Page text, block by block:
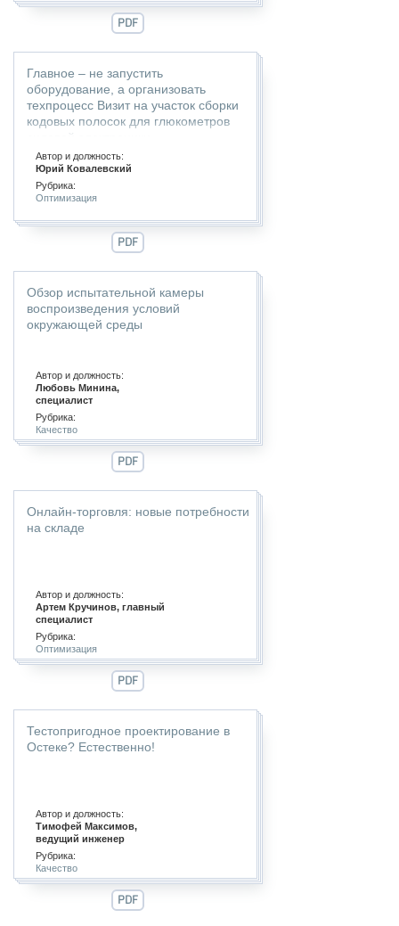
PDF
Главное – не запустить
оборудование, а организовать
техпроцесс Визит на участок сборки
кодовых полосок для глюкометров
Автор и должность:
Юрий Ковалевский
Рубрика:
Оптимизация
PDF
Обзор испытательной камеры
воспроизведения условий
окружающей среды
Автор и должность:
Любовь Минина,
специалист
Рубрика:
Качество
PDF
Онлайн-торговля: новые потребности
на складе
Автор и должность:
Артем Кручинов, главный
специалист
Рубрика:
Оптимизация
PDF
Тестопригодное проектирование в
Остеке? Естественно!
Автор и должность:
Тимофей Максимов,
ведущий инженер
Рубрика:
Качество
PDF